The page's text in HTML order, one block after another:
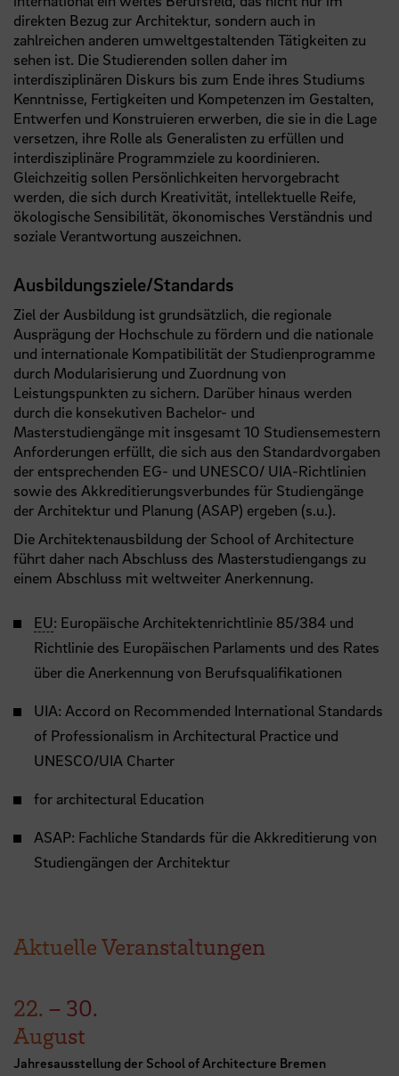
direkten Bezug zur Architektur, sondern auch in
zahlreichen anderen umweltgestaltenden Tätigkeiten zu
sehen ist. Die Studierenden sollen daher im
interdisziplinären Diskurs bis zum Ende ihres Studiums
Kenntnisse, Fertigkeiten und Kompetenzen im Gestalten,
Entwerfen und Konstruieren erwerben, die sie in die Lage
versetzen, ihre Rolle als Generalisten zu erfüllen und
interdisziplinäre Programmziele zu koordinieren.
Gleichzeitig sollen Persönlichkeiten hervorgebracht
werden, die sich durch Kreativität, intellektuelle Reife,
ökologische Sensibilität, ökonomisches Verständnis und
soziale Verantwortung auszeichnen.
Ausbildungsziele/Standards
Ziel der Ausbildung ist grundsätzlich, die regionale
Ausprägung der Hochschule zu fördern und die nationale
und internationale Kompatibilität der Studienprogramme
durch Modularisierung und Zuordnung von
Leistungspunkten zu sichern. Darüber hinaus werden
durch die konsekutiven Bachelor- und
Masterstudiengänge mit insgesamt 10 Studiensemestern
Anforderungen erfüllt, die sich aus den Standardvorgaben
der entsprechenden EG- und UNESCO/ UIA-Richtlinien
sowie des Akkreditierungsverbundes für Studiengänge
der Architektur und Planung (ASAP) ergeben (s.u.).
Die Architektenausbildung der School of Architecture
führt daher nach Abschluss des Masterstudiengangs zu
einem Abschluss mit weltweiter Anerkennung.
EU: Europäische Architektenrichtlinie 85/384 und
Richtlinie des Europäischen Parlaments und des Rates
über die Anerkennung von Berufsqualifikationen
UIA: Accord on Recommended International Standards
of Professionalism in Architectural Practice und
UNESCO/UIA Charter
for architectural Education
ASAP: Fachliche Standards für die Akkreditierung von
Studiengängen der Architektur
Aktuelle Veranstaltungen
22. – 30.
August
Jahresausstellung der School of Architecture Bremen